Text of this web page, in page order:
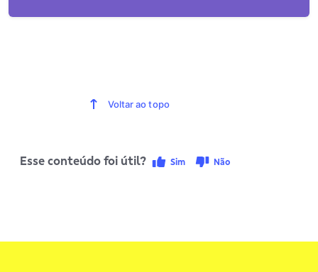
Voltar ao topo
Esse conteúdo foi útil? Sim Não